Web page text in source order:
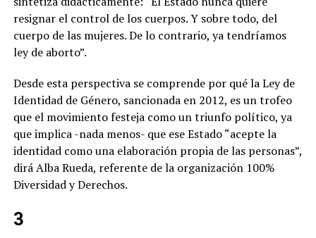
resignar el control de los cuerpos. Y sobre todo, del
cuerpo de las mujeres. De lo contrario, ya tendríamos
ley de aborto”.
Desde esta perspectiva se comprende por qué la Ley de
Identidad de Género, sancionada en 2012, es un trofeo
que el movimiento festeja como un triunfo político, ya
que implica -nada menos- que ese Estado “acepte la
identidad como una elaboración propia de las personas”,
dirá Alba Rueda, referente de la organización 100%
Diversidad y Derechos.
3